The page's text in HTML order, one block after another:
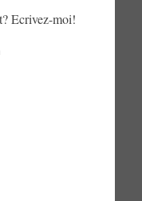
Ecrivez-moi!